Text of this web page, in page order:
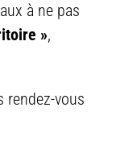
à ne pas
»,
rendez-vous